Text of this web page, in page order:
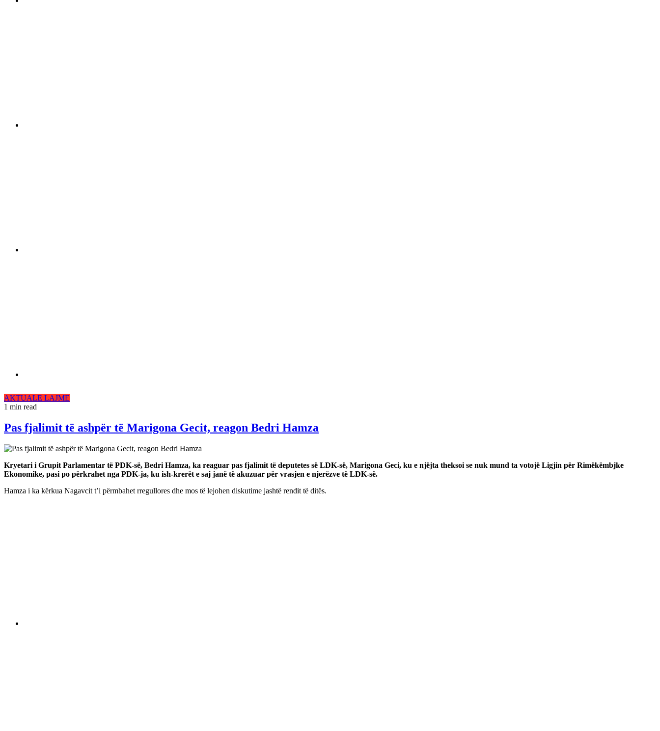
AKTUALE LAJME
1 min read
Pas fjalimit të ashpër të Marigona Gecit, reagon Bedri Hamza
Kryetari i Grupit Parlamentar të PDK-së, Bedri Hamza, ka reaguar pas fjalimit të deputetes së LDK-së, Marigona Geci, ku e njëjta theksoi se nuk mund ta votojë Ligjin për Rimëkëmbjke
Ekonomike, pasi po përkrahet nga PDK-ja, ku ish-krerët e saj janë të akuzuar për vrasjen e njerëzve të LDK-së.
Hamza i ka kërkua Nagavcit t’i përmbahet rregullores dhe mos të lejohen diskutime jashtë rendit të ditës.